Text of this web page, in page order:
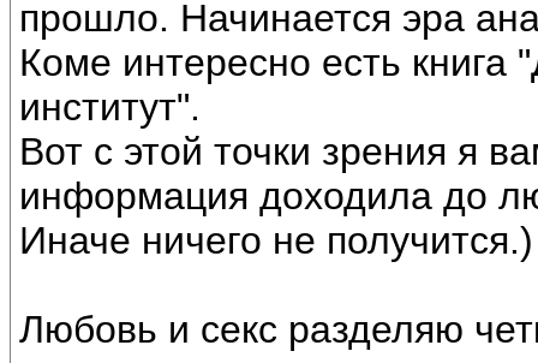
прошло. Начинается эра
Коме интересно есть книга
институт".
Вот с этой точки зрения я
информация доходила до
Иначе ничего не получится.)
Любовь и секс разделяю